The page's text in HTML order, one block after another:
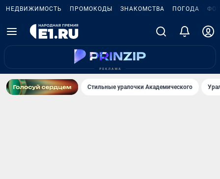
НЕДВИЖИМОСТЬ ПРОМОКОДЫ ЗНАКОМСТВА ПОГОДА
Стильные уралочки Академического